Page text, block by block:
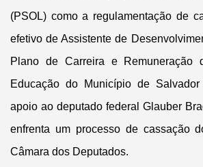
(PSOL) como a regulamentação de
efetivo de Assistente de
Plano de Carreira e Remuneração
Educação do Município de
apoio ao deputado federal Glauber
enfrenta um processo de cassação
Câmara dos Deputados.